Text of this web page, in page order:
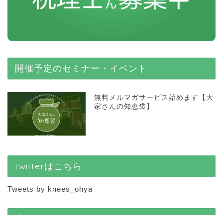
開催予定のセミナー・イベント
無料メルマガサービス始めます【大
家さんの知恵袋】
twitterはこちら
Tweets by knees_ohya